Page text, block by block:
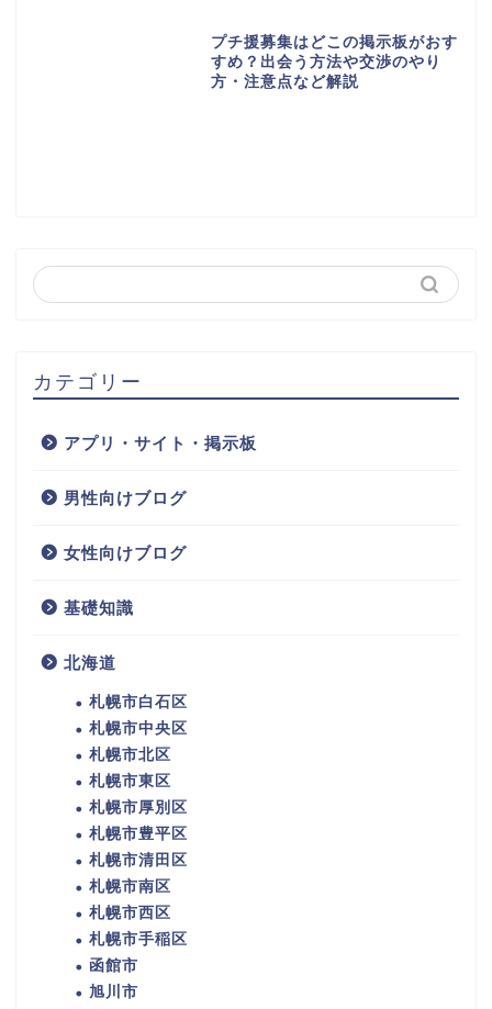
プチ援募集はどこの掲示板がおす
すめ？出会う方法や交渉のやり
方・注意点など解説
カテゴリー
アプリ・サイト・掲示板
男性向けブログ
女性向けブログ
基礎知識
北海道
札幌市白石区
札幌市中央区
札幌市北区
札幌市東区
札幌市厚別区
札幌市豊平区
札幌市清田区
札幌市南区
札幌市西区
札幌市手稲区
函館市
旭川市